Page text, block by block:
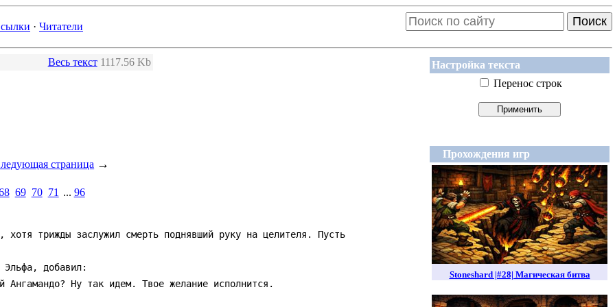
· Читатели Поиск
Настройка текста
Перенос строк
Прохождения игр
Stoneshard |#28| Магическая битва
Весь текст 1117.56 Kb
страница →
69 70 71 ... 96